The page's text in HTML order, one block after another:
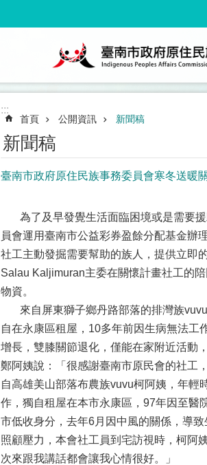
:::
首頁 公開資訊 新聞稿
新聞稿
臺南市政府原住民族事務委員會寒冬送暖
為了及早發覺生活面臨困境或是需要援
員會運用臺南市公益彩券盈餘分配基金辦
社工主動發掘需要幫助的族人，提供立即
Salau Kaljimuran主委在關懷計畫社工的
物資。
來自屏東獅子鄉丹路部落的排灣族vuvu
自在永康區租屋，10多年前因生病無法工
增長，雙膝關節退化，僅能在家附近活動
鄭阿姨說：「很感謝臺南市原民會的社工
自高雄美山部落布農族vuvu柯阿姨，年輕
作，獨自租屋在本市永康區，97年因至醫
市低收身分，去年6月因中風的關係，導
照顧壓力，本會社工員到宅訪視時，柯阿
次來跟我講話都會讓我心情很好。」